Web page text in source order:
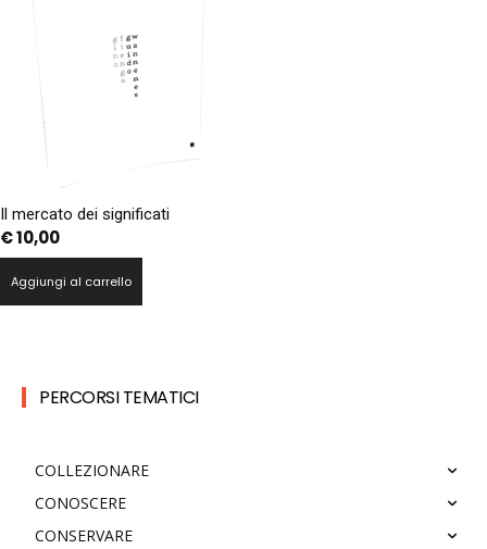
Il mercato dei significati
€10,00
Aggiungi al carrello
PERCORSI TEMATICI
COLLEZIONARE
CONOSCERE
CONSERVARE